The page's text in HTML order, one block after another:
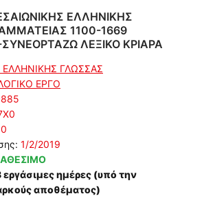
ΕΛΛΗΝΙΚΗΣ
1100-1669
ΛΕΞΙΚΟ ΚΡΙΑΡΑ
ΓΛΩΣΣΑΣ
ΕΡΓΟ
0
1/2/2019
ημέρες (υπό την
αποθέματος)